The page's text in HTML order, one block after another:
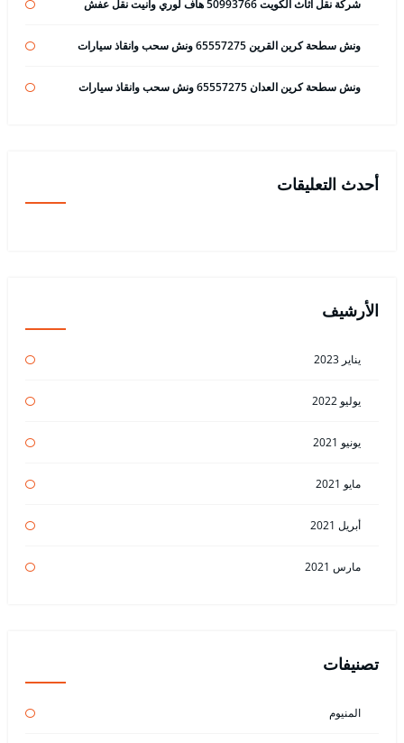
شركة نقل اثاث الكويت 50993766 هاف لوري وانيت نقل عفش
ونش سطحة كرين القرين 65557275 ونش سحب وانقاذ سيارات
ونش سطحة كرين العدان 65557275 ونش سحب وانقاذ سيارات
أحدث التعليقات
الأرشيف
يناير 2023
يوليو 2022
يونيو 2021
مايو 2021
أبريل 2021
مارس 2021
تصنيفات
المنيوم